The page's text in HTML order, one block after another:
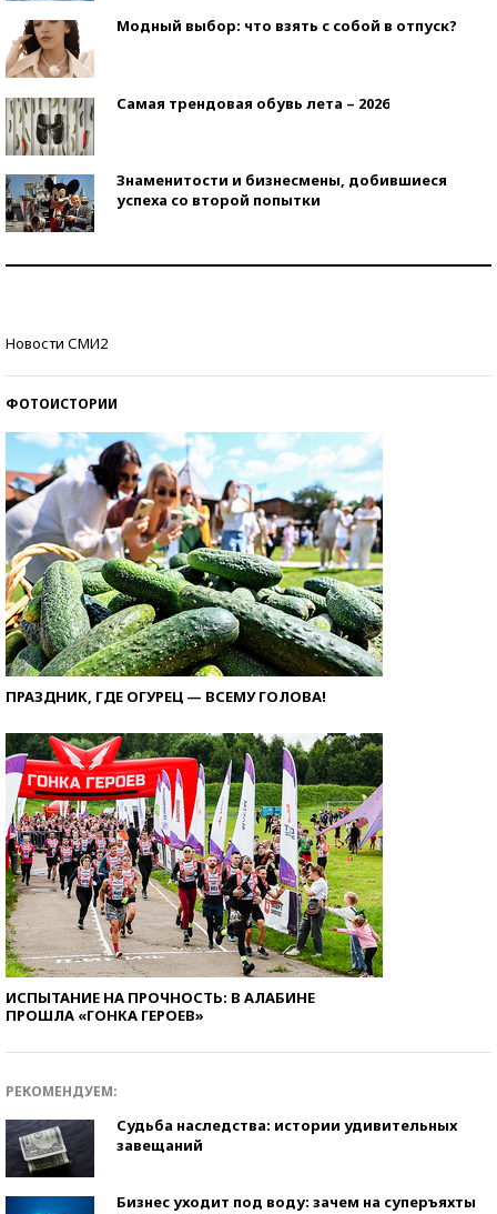
Модный выбор: что взять с собой в отпуск?
Самая трендовая обувь лета – 2026
Знаменитости и бизнесмены, добившиеся
успеха со второй попытки
Новости СМИ2
ФОТОИСТОРИИ
ПРАЗДНИК, ГДЕ ОГУРЕЦ — ВСЕМУ ГОЛОВА!
ИСПЫТАНИЕ НА ПРОЧНОСТЬ: В АЛАБИНЕ
ПРОШЛА «ГОНКА ГЕРОЕВ»
РЕКОМЕНДУЕМ:
Судьба наследства: истории удивительных
завещаний
Бизнес уходит под воду: зачем на суперъяхты